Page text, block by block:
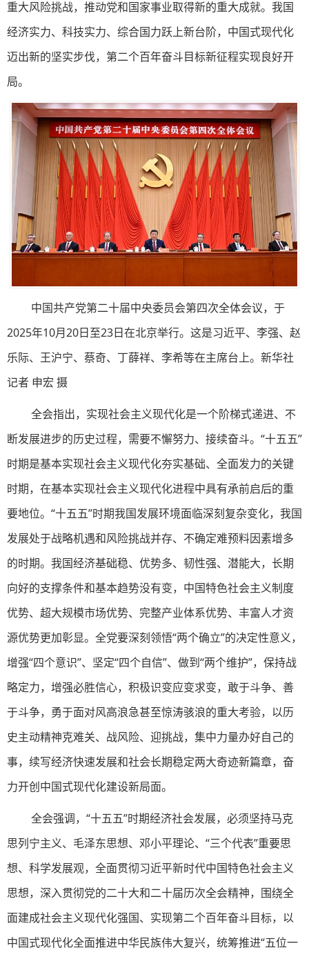
重大风险挑战，推动党和国家事业取得新的重大成就。我国
经济实力、科技实力、综合国力跃上新台阶，中国式现代化
迈出新的坚实步伐，第二个百年奋斗目标新征程实现良好开
局。
中国共产党第二十届中央委员会第四次全体会议，于
2025年10月20日至23日在北京举行。这是习近平、李强、赵
乐际、王沪宁、蔡奇、丁薛祥、李希等在主席台上。新华社
记者 申宏 摄
全会指出，实现社会主义现代化是一个阶梯式递进、不
断发展进步的历史过程，需要不懈努力、接续奋斗。“十五五”
时期是基本实现社会主义现代化夯实基础、全面发力的关键
时期，在基本实现社会主义现代化进程中具有承前启后的重
要地位。“十五五”时期我国发展环境面临深刻复杂变化，我国
发展处于战略机遇和风险挑战并存、不确定难预料因素增多
的时期。我国经济基础稳、优势多、韧性强、潜能大，长期
向好的支撑条件和基本趋势没有变，中国特色社会主义制度
优势、超大规模市场优势、完整产业体系优势、丰富人才资
源优势更加彰显。全党要深刻领悟“两个确立”的决定性意义，
增强“四个意识”、坚定“四个自信”、做到“两个维护”，保持战
略定力，增强必胜信心，积极识变应变求变，敢于斗争、善
于斗争，勇于面对风高浪急甚至惊涛骇浪的重大考验，以历
史主动精神克难关、战风险、迎挑战，集中力量办好自己的
事，续写经济快速发展和社会长期稳定两大奇迹新篇章，奋
力开创中国式现代化建设新局面。
全会强调，“十五五”时期经济社会发展，必须坚持马克
思列宁主义、毛泽东思想、邓小平理论、“三个代表”重要思
想、科学发展观，全面贯彻习近平新时代中国特色社会主义
思想，深入贯彻党的二十大和二十届历次全会精神，围绕全
面建成社会主义现代化强国、实现第二个百年奋斗目标，以
中国式现代化全面推进中华民族伟大复兴，统筹推进“五位一